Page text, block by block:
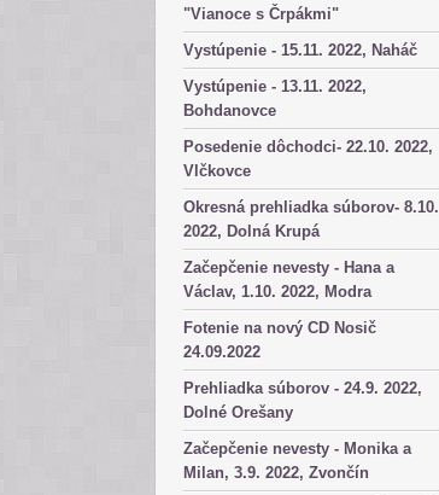
"Vianoce s Črpákmi"
Vystúpenie - 15.11. 2022, Naháč
Vystúpenie - 13.11. 2022,
Bohdanovce
Posedenie dôchodci- 22.10. 2022,
Vlčkovce
Okresná prehliadka súborov- 8.10.
2022, Dolná Krupá
Začepčenie nevesty - Hana a
Václav, 1.10. 2022, Modra
Fotenie na nový CD Nosič
24.09.2022
Prehliadka súborov - 24.9. 2022,
Dolné Orešany
Začepčenie nevesty - Monika a
Milan, 3.9. 2022, Zvončín